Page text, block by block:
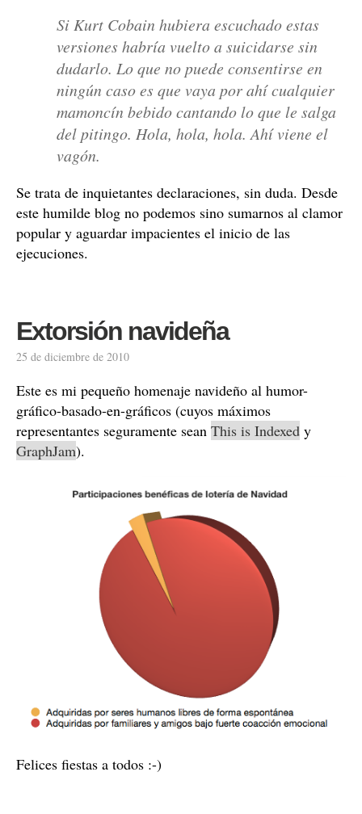
Si Kurt Cobain hubiera escuchado estas
versiones habría vuelto a suicidarse sin
dudarlo. Lo que no puede consentirse en
ningún caso es que vaya por ahí cualquier
mamoncín bebido cantando lo que le salga
del pitingo. Hola, hola, hola. Ahí viene el
vagón.
Se trata de inquietantes declaraciones, sin duda. Desde
este humilde blog no podemos sino sumarnos al clamor
popular y aguardar impacientes el inicio de las
ejecuciones.
Extorsión navideña
25 de diciembre de 2010
Este es mi pequeño homenaje navideño al humor-
gráfico-basado-en-gráficos (cuyos máximos
representantes seguramente sean This is Indexed y
GraphJam).
Felices fiestas a todos :-)